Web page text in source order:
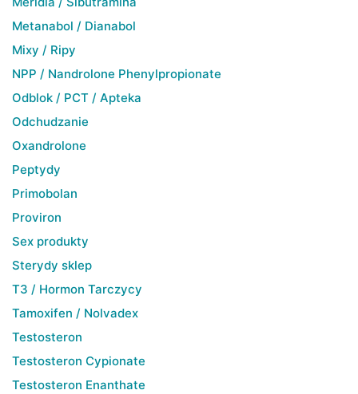
Metanabol / Dianabol
Mixy / Ripy
NPP / Nandrolone Phenylpropionate
Odblok / PCT / Apteka
Odchudzanie
Oxandrolone
Peptydy
Primobolan
Proviron
Sex produkty
Sterydy sklep
T3 / Hormon Tarczycy
Tamoxifen / Nolvadex
Testosteron
Testosteron Cypionate
Testosteron Enanthate